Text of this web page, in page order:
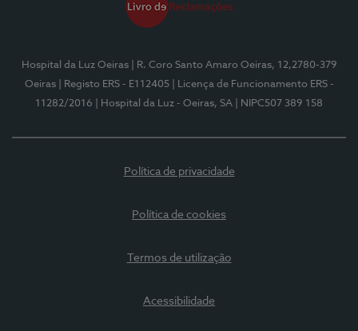
Hospital da Luz Oeiras
| R. Coro Santo Amaro Oeiras, 12,2780-379
Oeiras
| Registo ERS - E112405
| Licença de Funcionamento ERS -
11282/2016
| Hospital da Luz - Oeiras, SA | NIPC507 389 158
Política de privacidade
Política de cookies
Termos de utilização
Acessibilidade